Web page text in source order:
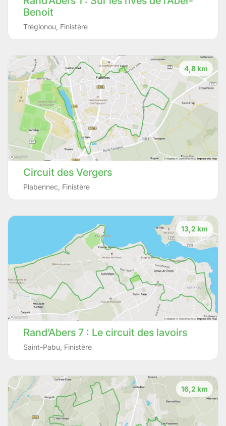
Benoit
Tréglonou Finistère
4,8 km
Circuit des Vergers
Plabennec Finistère
13,2 km
Rand’Abers 7 : Le circuit des lavoirs
Saint-Pabu Finistère
16,2 km